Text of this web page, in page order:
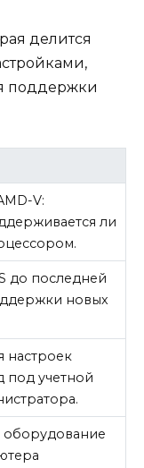
делится
поддержки
V:
ли
до последней
новых
настроек
под учетной
оборудование